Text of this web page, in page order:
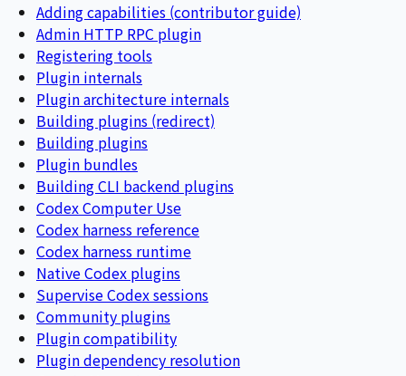
Adding capabilities (contributor guide)
Admin HTTP RPC plugin
Registering tools
Plugin internals
Plugin architecture internals
Building plugins (redirect)
Building plugins
Plugin bundles
Building CLI backend plugins
Codex Computer Use
Codex harness reference
Codex harness runtime
Native Codex plugins
Supervise Codex sessions
Community plugins
Plugin compatibility
Plugin dependency resolution